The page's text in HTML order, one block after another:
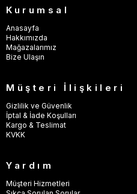
Kurumsal
Anasayfa
Hakkımızda
Mağazalarımız
Bize Ulaşın
Müşteri İlişkileri
Gizlilik ve Güvenlik
İptal & İade Koşulları
Kargo & Teslimat
KVKK
Yardım
Müşteri Hizmetleri